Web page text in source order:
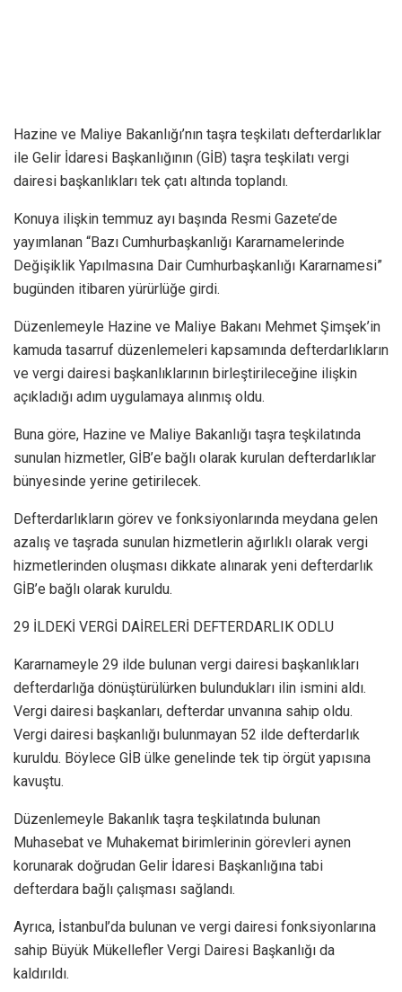
Hazine ve Maliye Bakanlığı’nın taşra teşkilatı defterdarlıklar
ile Gelir İdaresi Başkanlığının (GİB) taşra teşkilatı vergi
dairesi başkanlıkları tek çatı altında toplandı.
Konuya ilişkin temmuz ayı başında Resmi Gazete’de
yayımlanan “Bazı Cumhurbaşkanlığı Kararnamelerinde
Değişiklik Yapılmasına Dair Cumhurbaşkanlığı Kararnamesi”
bugünden itibaren yürürlüğe girdi.
Düzenlemeyle Hazine ve Maliye Bakanı Mehmet Şimşek’in
kamuda tasarruf düzenlemeleri kapsamında defterdarlıkların
ve vergi dairesi başkanlıklarının birleştirileceğine ilişkin
açıkladığı adım uygulamaya alınmış oldu.
Buna göre, Hazine ve Maliye Bakanlığı taşra teşkilatında
sunulan hizmetler, GİB’e bağlı olarak kurulan defterdarlıklar
bünyesinde yerine getirilecek.
Defterdarlıkların görev ve fonksiyonlarında meydana gelen
azalış ve taşrada sunulan hizmetlerin ağırlıklı olarak vergi
hizmetlerinden oluşması dikkate alınarak yeni defterdarlık
GİB’e bağlı olarak kuruldu.
29 İLDEKİ VERGİ DAİRELERİ DEFTERDARLIK ODLU
Kararnameyle 29 ilde bulunan vergi dairesi başkanlıkları
defterdarlığa dönüştürülürken bulundukları ilin ismini aldı.
Vergi dairesi başkanları, defterdar unvanına sahip oldu.
Vergi dairesi başkanlığı bulunmayan 52 ilde defterdarlık
kuruldu. Böylece GİB ülke genelinde tek tip örgüt yapısına
kavuştu.
Düzenlemeyle Bakanlık taşra teşkilatında bulunan
Muhasebat ve Muhakemat birimlerinin görevleri aynen
korunarak doğrudan Gelir İdaresi Başkanlığına tabi
defterdara bağlı çalışması sağlandı.
Ayrıca, İstanbul’da bulunan ve vergi dairesi fonksiyonlarına
sahip Büyük Mükellefler Vergi Dairesi Başkanlığı da
kaldırıldı.